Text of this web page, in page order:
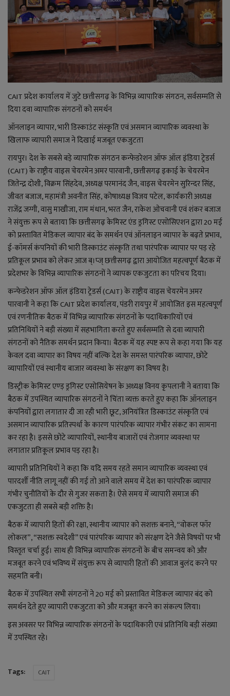
राजनीति
बिजनेस
मनोरंजन
ज्ञान विज्ञान
करिअर
वाद विवाद
संपादकीय
धर्म
लाइफ स्टाइल
जोक्स
सोशल मीडिया
Gallery
CAIT प्रदेश कार्यालय में जुटे छत्तीसगढ़ के विभिन्न व्यापारिक संगठन, सर्वसम्मति से
दिया दवा व्यापारिक संगठनों को समर्थन
ऑनलाइन व्यापार, भारी डिस्काउंट संस्कृति एवं असमान व्यापारिक व्यवस्था के
खिलाफ व्यापारी समाज ने दिखाई मजबूत एकजुटता
रायपुर। देश के सबसे बड़े व्यापारिक संगठन कन्फेडरेशन ऑफ ऑल इंडिया ट्रेडर्स
(CAIT) के राष्ट्रीय वाइस चेयरमेन अमर पारवानी, छत्तीसगढ़ इकाई के चेयरमेन
जितेन्द्र दोशी, विक्रम सिंहदेव, अध्यक्ष परमानंद जैन, वाइस चेयरमेन सुरिन्दर सिंह,
जीवत बजाज, महामंत्री अवनीत सिंह, कोषाध्यक्ष विजय पटेल, कार्यकारी अध्यक्ष
राजेंद्र जग्गी, वासु माखीजा, राम मंधान, भरत जैन, राकेश ओचवानी एवं शंकर बजाज
ने संयुक्त रूप से बताया कि छत्तीसगढ़ केमिस्ट एंड ड्रगिस्ट एसोसिएशन द्वारा 20 मई
को प्रस्तावित मेडिकल व्यापार बंद के समर्थन एवं ऑनलाइन व्यापार के बढ़ते प्रभाव,
ई-कॉमर्स कंपनियों की भारी डिस्काउंट संस्कृति तथा पारंपरिक व्यापार पर पड़ रहे
प्रतिकूल प्रभाव को लेकर आज ब्।प्ज् छत्तीसगढ़ द्वारा आयोजित महत्वपूर्ण बैठक में
प्रदेशभर के विभिन्न व्यापारिक संगठनों ने व्यापक एकजुटता का परिचय दिया।
कन्फेडरेशन ऑफ ऑल इंडिया ट्रेडर्स (CAIT) के राष्ट्रीय वाइस चेयरमेन अमर
पारवानी ने कहा कि CAIT प्रदेश कार्यालय, पंडरी रायपुर में आयोजित इस महत्वपूर्ण
एवं रणनीतिक बैठक में विभिन्न व्यापारिक संगठनों के पदाधिकारियों एवं
प्रतिनिधियों ने बड़ी संख्या में सहभागिता करते हुए सर्वसम्मति से दवा व्यापारी
संगठनों को नैतिक समर्थन प्रदान किया। बैठक में यह स्पष्ट रूप से कहा गया कि यह
केवल दवा व्यापार का विषय नहीं बल्कि देश के समस्त पारंपरिक व्यापार, छोटे
व्यापारियों एवं स्थानीय बाजार व्यवस्था के संरक्षण का विषय है।
डिस्ट्रीक केमिस्ट एण्ड़ ड्रगिस्ट एसोसियेषन के अध्यक्ष विनय कृपलानी ने बताया कि
बैठक में उपस्थित व्यापारिक संगठनों ने चिंता व्यक्त करते हुए कहा कि ऑनलाइन
कंपनियों द्वारा लगातार दी जा रही भारी छूट, अनियंत्रित डिस्काउंट संस्कृति एवं
असमान व्यापारिक प्रतिस्पर्धा के कारण पारंपरिक व्यापार गंभीर संकट का सामना
कर रहा है। इससे छोटे व्यापारियों, स्थानीय बाजारों एवं रोजगार व्यवस्था पर
लगातार प्रतिकूल प्रभाव पड़ रहा है।
व्यापारी प्रतिनिधियों ने कहा कि यदि समय रहते समान व्यापारिक व्यवस्था एवं
पारदर्शी नीति लागू नहीं की गई तो आने वाले समय में देश का पारंपरिक व्यापार
गंभीर चुनौतियों के दौर से गुजर सकता है। ऐसे समय में व्यापारी समाज की
एकजुटता ही सबसे बड़ी शक्ति है।
बैठक में व्यापारी हितों की रक्षा, स्थानीय व्यापार को सशक्त बनाने, “वोकल फॉर
लोकल”, “सशक्त स्वदेशी” एवं पारंपरिक व्यापार को संरक्षण देने जैसे विषयों पर भी
विस्तृत चर्चा हुई। साथ ही विभिन्न व्यापारिक संगठनों के बीच समन्वय को और
मजबूत करने एवं भविष्य में संयुक्त रूप से व्यापारी हितों की आवाज बुलंद करने पर
सहमति बनी।
बैठक में उपस्थित सभी संगठनों ने 20 मई को प्रस्तावित मेडिकल व्यापार बंद को
समर्थन देते हुए व्यापारी एकजुटता को और मजबूत करने का संकल्प लिया।
इस अवसर पर विभिन्न व्यापारिक संगठनों के पदाधिकारी एवं प्रतिनिधि बड़ी संख्या
में उपस्थित रहे।
Tags: CAIT